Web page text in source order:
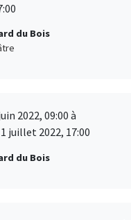
du Bois
2022, 09:00 à
juillet 2022, 17:00
du Bois